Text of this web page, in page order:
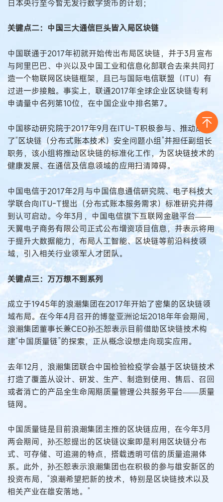
日本央行至今暂无发行数字货币的计划；
关键点二：中国三大通信巨头皆入局区块链
中国联通于2017年初就开始传出布局区块链，并于3月宣布
与阿里巴巴、中兴以及中国工业和信息化部联合去来共同打
造一个物联网区块链框架，且已与国际电信联盟（ITU）有
过进一步接触。事实上，联通2017年全球企业区块链专利
申请量中名列第10位，在中国企业中排名第7。
中国移动研究院于2017年9月在ITU-T积极参与、推动成立
了“区块链（分布式账本技术）安全问题小组”并担任副组长
职务，该小组将推动区块链的标准化工作，为区块链技术的
健康发展、在通信及信息领域的应用扫清障碍。
中国电信于2017年2月与中国信息通信研究院、电子科技大
学联合向ITU-T提出（分布式账本服务需求）标准研究并得
到认可启动。今年3月，中国电信旗下互联网金融平台——
天翼电子商务有限公司正式公布增资项目信息，并表示将用
于提升大数据能力，布局人工智能、区块链等前沿科技领
域，引入相关行业领军人才团队。
关键点三：万万想不到系列
成立于1945年的浪潮集团在2017年开始了密集的区块链领
域布局。在今年4月召开的博鳌亚洲论坛2018年年会期间，
浪潮集团董事长兼CEO孙丕恕表示目前借助区块链技术构
建“中国质量链”的探索，正从概念设想走向现实应用。
去年12月，浪潮集团联合中国检验检疫学会基于区块链技术
打造了覆盖从设计、研发、生产、制造到使用、售后、召回
或者消亡的产品全生命周期质量管理公共服务平台——质量
链网。
中国质量链是目前浪潮集团主推的区块链应用，在今年3月
两会期间，孙丕恕提出的区块链议案即是利用区块链分布
式、可存储、可追溯的特点，搭载透明可信的质量追溯体
系。此外，孙丕恕表示浪潮集团也在积极的参与雄安新区的
投资布局，“浪潮希望把新的技术，特别是区块链技术以及
相关产业在雄安落地。”